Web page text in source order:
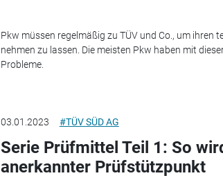
Pkw müssen regelmäßig zu TÜV und Co., um ihren
nehmen zu lassen. Die meisten Pkw haben mit
Probleme.
03.01.2023 #TÜV SÜD AG
Serie Prüfmittel Teil 1: So
anerkannter Prüfstützpunkt